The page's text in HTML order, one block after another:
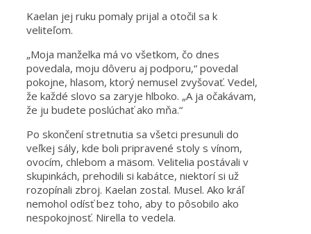
Kaelan jej ruku pomaly prijal a otočil sa k
veliteľom.
„Moja manželka má vo všetkom, čo dnes
povedala, moju dôveru aj podporu,“ povedal
pokojne, hlasom, ktorý nemusel zvyšovať. Vedel,
že každé slovo sa zaryje hlboko. „A ja očakávam,
že ju budete poslúchať ako mňa.“
Po skončení stretnutia sa všetci presunuli do
veľkej sály, kde boli pripravené stoly s vínom,
ovocím, chlebom a mäsom. Velitelia postávali v
skupinkách, prehodili si kabátce, niektorí si už
rozopínali zbroj. Kaelan zostal. Musel. Ako kráľ
nemohol odísť bez toho, aby to pôsobilo ako
nespokojnosť. Nirella to vedela.